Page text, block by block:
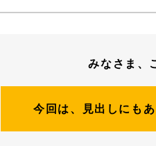
みなさま、
今回は、見出しにも